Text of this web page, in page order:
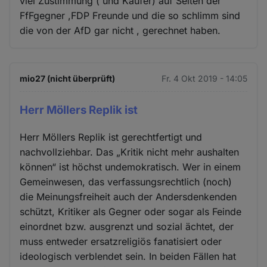
FfFgegner ,FDP Freunde und die so schlimm sind
die von der AfD gar nicht , gerechnet haben.
mio27 (nicht überprüft) Fr. 4 Okt 2019 - 14:05
Herr Möllers Replik ist
Herr Möllers Replik ist gerechtfertigt und
nachvollziehbar. Das „Kritik nicht mehr aushalten
können“ ist höchst undemokratisch. Wer in einem
Gemeinwesen, das verfassungsrechtlich (noch)
die Meinungsfreiheit auch der Andersdenkenden
schützt, Kritiker als Gegner oder sogar als Feinde
einordnet bzw. ausgrenzt und sozial ächtet, der
muss entweder ersatzreligiös fanatisiert oder
ideologisch verblendet sein. In beiden Fällen hat